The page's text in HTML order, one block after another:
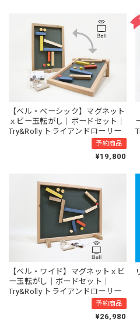
【ベル・ベーシック】マグネット
ｘビー玉転がし｜ボードセット｜
Try&Rolly トライアンドローリー
予約商品
¥19,800
【ベル・ワイド】マグネットｘビ
ー玉転がし｜ボードセット｜
Try&Rolly トライアンドローリー
予約商品
¥26,980